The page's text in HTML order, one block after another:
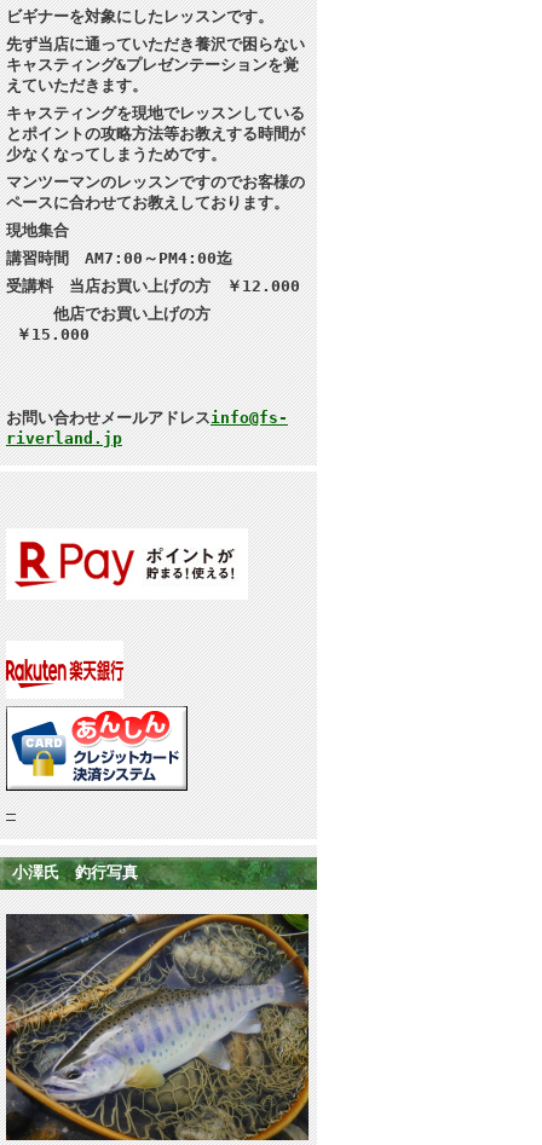
ビギナーを対象にしたレッスンです。
先ず当店に通っていただき養沢で困らない
キャスティング&プレゼンテーションを覚
えていただきます。
キャスティングを現地でレッスンしている
とポイントの攻略方法等お教えする時間が
少なくなってしまうためです。
マンツーマンのレッスンですのでお客様の
ペースに合わせてお教えしております。
現地集合
講習時間 AM7:00～PM4:00迄
受講料 当店お買い上げの方 ￥12.000
他店でお買い上げの方
￥15.000
お問い合わせメールアドレスinfo@fs-
riverland.jp
小澤氏 釣行写真